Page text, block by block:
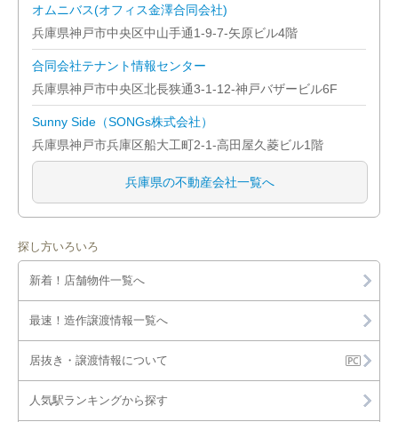
オムニバス(オフィス金澤合同会社)
兵庫県神戸市中央区中山手通1-9-7-矢原ビル4階
合同会社テナント情報センター
兵庫県神戸市中央区北長狭通3-1-12-神戸バザービル6F
Sunny Side（SONGs株式会社）
兵庫県神戸市兵庫区船大工町2-1-高田屋久菱ビル1階
兵庫県の不動産会社一覧へ
探し方いろいろ
新着！店舗物件一覧へ
最速！造作譲渡情報一覧へ
居抜き・譲渡情報について
人気駅ランキングから探す